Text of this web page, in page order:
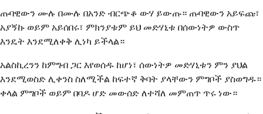
ጡባዊውን ሙሉ በሙሉ በአንድ ብርጭቆ ውሃ ይውጡ። ጡባዊውን አይፍጩ፣
አያኝኩ ወይም አይሰበሩ፣ ምክንያቱም ይህ መድሃኒቱ በሰውነትዎ ውስጥ
እንዴት እንደሚለቀቅ ሊነካ ይችላል።
አልስኪረንን ከምግብ ጋር እየወሰዱ ከሆነ፣ ሰውነትዎ መድሃኒቱን ምን ያህል
እንደሚወስድ ሊቀንስ ስለሚችል ከፍተኛ ቅባት ያላቸውን ምግቦች ያስወግዱ።
ቀላል ምግቦች ወይም በባዶ ሆድ መውሰድ ለተሻለ መምጠጥ ጥሩ ነው።